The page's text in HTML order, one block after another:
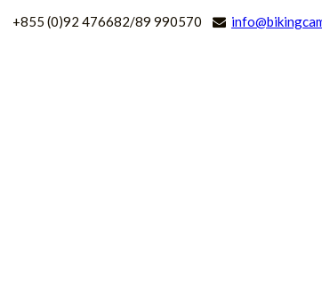
+855 (0)92 476682/89 990570